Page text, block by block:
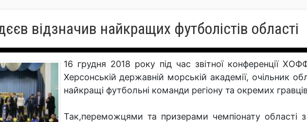
відзначив найкращих футболістів області
16 грудня 2018 року під час звітної конференції
Херсонській державній морській академії, очільник
найкращі футбольні команди регіону та окремих
Так,переможцями та призерами чемпіонату області